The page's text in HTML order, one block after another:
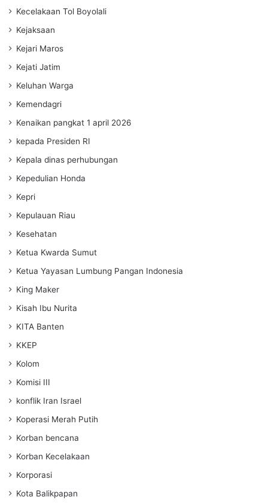
Kecelakaan Tol Boyolali
Kejaksaan
Kejari Maros
Kejati Jatim
Keluhan Warga
Kemendagri
Kenaikan pangkat 1 april 2026
kepada Presiden RI
Kepala dinas perhubungan
Kepedulian Honda
Kepri
Kepulauan Riau
Kesehatan
Ketua Kwarda Sumut
Ketua Yayasan Lumbung Pangan Indonesia
King Maker
Kisah Ibu Nurita
KITA Banten
KKEP
Kolom
Komisi III
konflik Iran Israel
Koperasi Merah Putih
Korban bencana
Korban Kecelakaan
Korporasi
Kota Balikpapan